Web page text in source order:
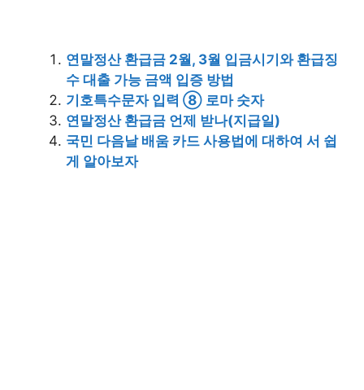
연말정산 환급금 2월, 3월 입금시기와 환급징
수 대출 가능 금액 입증 방법
기호특수문자 입력 ⑧ 로마 숫자
연말정산 환급금 언제 받나(지급일)
국민 다음날 배움 카드 사용법에 대하여 서 쉽
게 알아보자